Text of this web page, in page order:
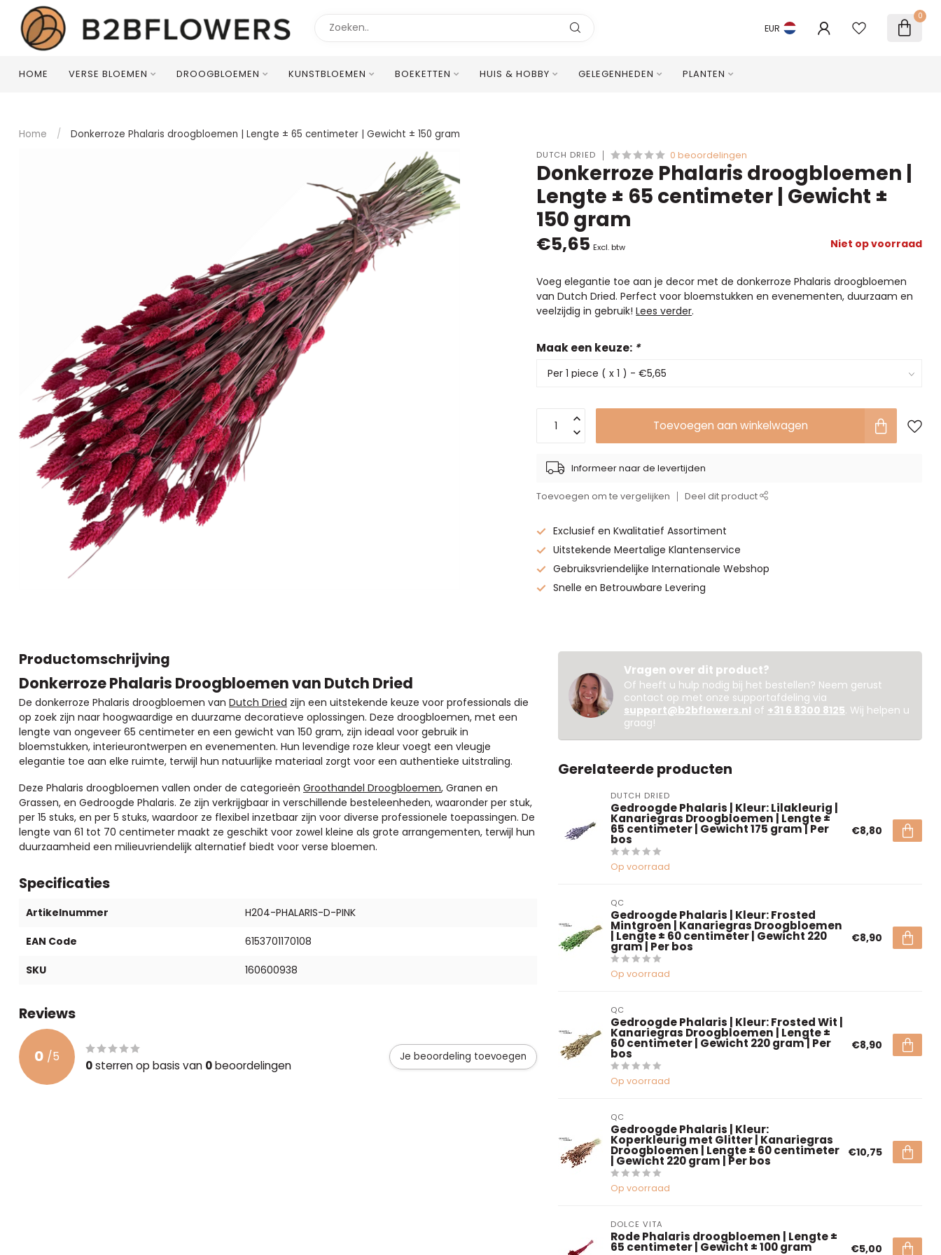
EUR
0
HOME VERSE BLOEMEN DROOGBLOEMEN KUNSTBLOEMEN BOEKETTEN HUIS & HOBBY GELEGENHEDEN PLANTEN
Home / Donkerroze Phalaris droogbloemen | Lengte ± 65 centimeter | Gewicht ± 150 gram
DUTCH DRIED 0 beoordelingen
Donkerroze Phalaris droogbloemen |
Lengte ± 65 centimeter | Gewicht ±
150 gram
€5,65 Excl. btw Niet op voorraad
Voeg elegantie toe aan je decor met de donkerroze Phalaris droogbloemen
van Dutch Dried. Perfect voor bloemstukken en evenementen, duurzaam en
veelzijdig in gebruik!Lees verder.
Maak een keuze: *
Toevoegen aan winkelwagen
Informeer naar de levertijden
Toevoegen om te vergelijken Deel dit product
Exclusief en Kwalitatief Assortiment
Uitstekende Meertalige Klantenservice
Gebruiksvriendelijke Internationale Webshop
Snelle en Betrouwbare Levering
Productomschrijving
Donkerroze Phalaris Droogbloemen van Dutch Dried
De donkerroze Phalaris droogbloemen van Dutch Dried zijn een uitstekende keuze voor professionals die
op zoek zijn naar hoogwaardige en duurzame decoratieve oplossingen. Deze droogbloemen, met een
lengte van ongeveer 65 centimeter en een gewicht van 150 gram, zijn ideaal voor gebruik in
bloemstukken, interieurontwerpen en evenementen. Hun levendige roze kleur voegt een vleugje
elegantie toe aan elke ruimte, terwijl hun natuurlijke materiaal zorgt voor een authentieke uitstraling.
Deze Phalaris droogbloemen vallen onder de categorieën Groothandel Droogbloemen, Granen en
Grassen, en Gedroogde Phalaris. Ze zijn verkrijgbaar in verschillende besteleenheden, waaronder per stuk,
per 15 stuks, en per 5 stuks, waardoor ze flexibel inzetbaar zijn voor diverse professionele toepassingen. De
lengte van 61 tot 70 centimeter maakt ze geschikt voor zowel kleine als grote arrangementen, terwijl hun
duurzaamheid een milieuvriendelijk alternatief biedt voor verse bloemen.
Specificaties
Artikelnummer H204-PHALARIS-D-PINK
EAN Code 6153701170108
SKU 160600938
Reviews
0 /5
0sterren op basis van 0beoordelingen
Je beoordeling toevoegen
Vragen over dit product?
Of heeft u hulp nodig bij het bestellen? Neem gerust
contact op met onze supportafdeling via
support@b2bflowers.nl of +31 6 8300 8125. Wij helpen u
graag!
Gerelateerde producten
DUTCH DRIED
Gedroogde Phalaris | Kleur: Lilakleurig |
Kanariegras Droogbloemen | Lengte ±
65 centimeter | Gewicht 175 gram | Per
bos
Op voorraad
€8,80
QC
Gedroogde Phalaris | Kleur: Frosted
Mintgroen | Kanariegras Droogbloemen
| Lengte ± 60 centimeter | Gewicht 220
gram | Per bos
Op voorraad
€8,90
QC
Gedroogde Phalaris | Kleur: Frosted Wit |
Kanariegras Droogbloemen | Lengte ±
60 centimeter | Gewicht 220 gram | Per
bos
Op voorraad
€8,90
QC
Gedroogde Phalaris | Kleur:
Koperkleurig met Glitter | Kanariegras
Droogbloemen | Lengte ± 60 centimeter
| Gewicht 220 gram | Per bos
Op voorraad
€10,75
DOLCE VITA
Rode Phalaris droogbloemen | Lengte ±
65 centimeter | Gewicht ± 100 gram €5,00